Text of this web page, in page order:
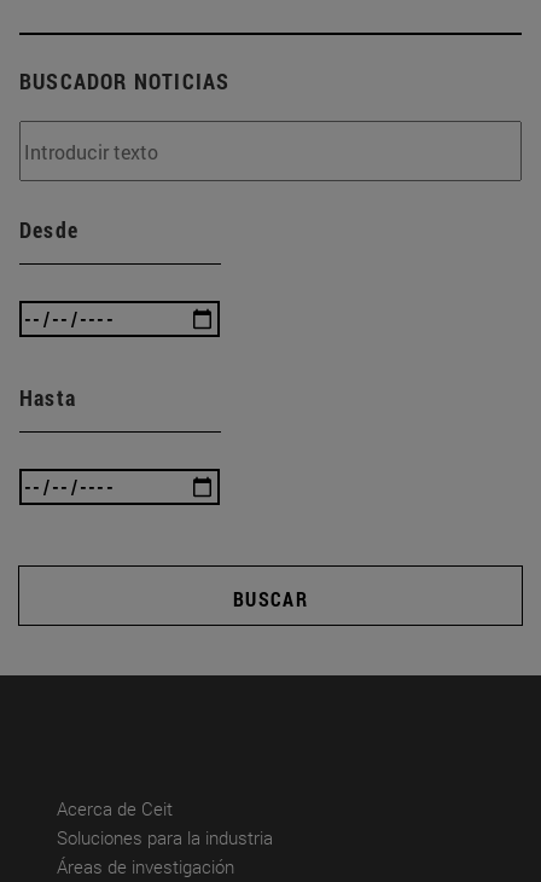
BUSCADOR NOTICIAS
Desde
Hasta
BUSCAR
Acerca de Ceit(abre en nueva ventana)
Soluciones para la industria
Áreas de investigación